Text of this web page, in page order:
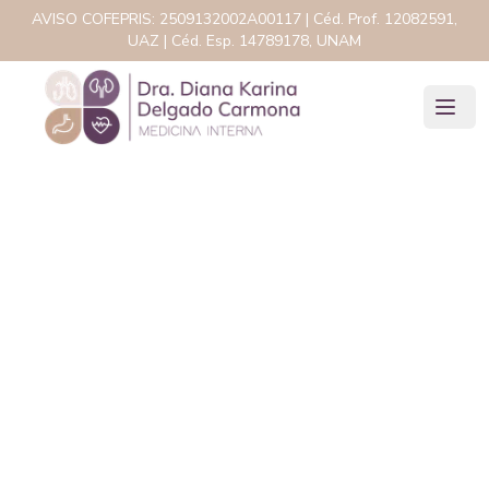
AVISO COFEPRIS: 2509132002A00117 | Céd. Prof. 12082591,
UAZ | Céd. Esp. 14789178, UNAM